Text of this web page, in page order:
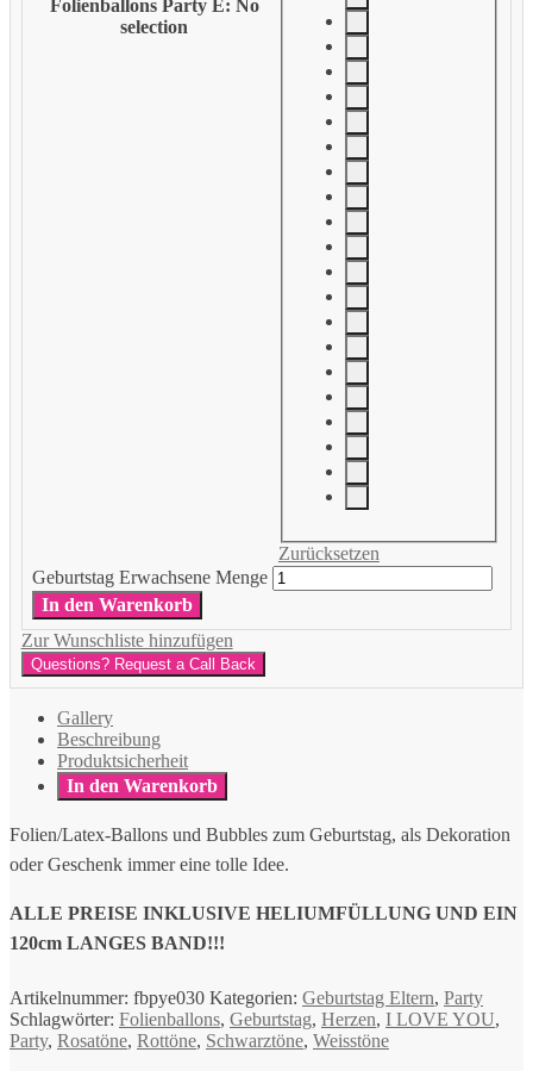
Folienballons Party E: No
selection
Zurücksetzen
Geburtstag Erwachsene Menge
In den Warenkorb
Zur Wunschliste hinzufügen
Questions? Request a Call Back
Gallery
Beschreibung
Produktsicherheit
In den Warenkorb
Folien/Latex-Ballons und Bubbles zum Geburtstag, als Dekoration
oder Geschenk immer eine tolle Idee.
ALLE PREISE INKLUSIVE HELIUMFÜLLUNG UND EIN
120cm LANGES BAND!!!
Artikelnummer: fbpye030 Kategorien: Geburtstag Eltern, Party
Schlagwörter: Folienballons, Geburtstag, Herzen, I LOVE YOU,
Party, Rosatöne, Rottöne, Schwarztöne, Weisstöne